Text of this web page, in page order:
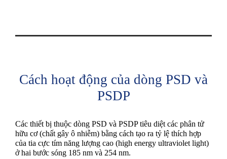
Cách hoạt động của dòng PSD và
PSDP
Các thiết bị thuộc dòng PSD và PSDP tiêu diệt các phân tử
hữu cơ (chất gây ô nhiễm) bằng cách tạo ra tỷ lệ thích hợp
của tia cực tím năng lượng cao (high energy ultraviolet light)
ở hai bước sóng 185 nm và 254 nm.